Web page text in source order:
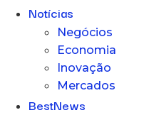
Notícias
Negócios
Economia
Inovação
Mercados
BestNews